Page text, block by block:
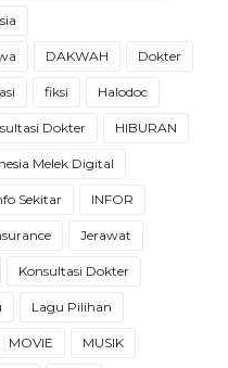
DAKWAH Dokter
fiksi Halodoc
Dokter HIBURAN
Melek Digital
Sekitar INFOR
Jerawat
Konsultasi Dokter
Lagu Pilihan
MOVIE MUSIK